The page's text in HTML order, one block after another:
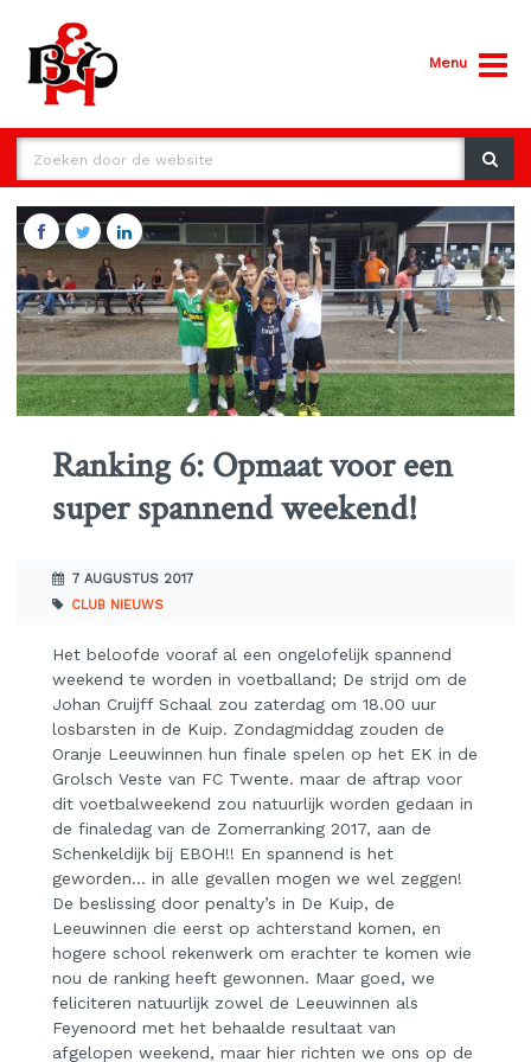
Menu
Ranking 6: Opmaat voor een
super spannend weekend!
7 AUGUSTUS 2017
CLUB NIEUWS
Het beloofde vooraf al een ongelofelijk spannend
weekend te worden in voetballand; De strijd om de
Johan Cruijff Schaal zou zaterdag om 18.00 uur
losbarsten in de Kuip. Zondagmiddag zouden de
Oranje Leeuwinnen hun finale spelen op het EK in de
Grolsch Veste van FC Twente. maar de aftrap voor
dit voetbalweekend zou natuurlijk worden gedaan in
de finaledag van de Zomerranking 2017, aan de
Schenkeldijk bij EBOH!! En spannend is het
geworden… in alle gevallen mogen we wel zeggen!
De beslissing door penalty’s in De Kuip, de
Leeuwinnen die eerst op achterstand komen, en
hogere school rekenwerk om erachter te komen wie
nou de ranking heeft gewonnen. Maar goed, we
feliciteren natuurlijk zowel de Leeuwinnen als
Feyenoord met het behaalde resultaat van
afgelopen weekend, maar hier richten we ons op de